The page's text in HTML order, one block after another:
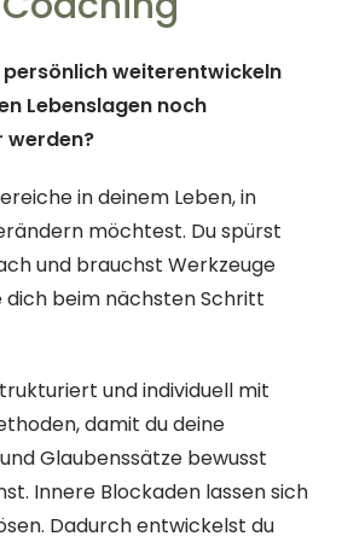
weiterentwickeln
Lebenslagen noch
werden?
in deinem Leben, in
möchtest. Du spürst
und brauchst Werkzeuge
dich beim nächsten Schritt
und individuell mit
damit du deine
Glaubenssätze bewusst
Innere Blockaden lassen sich
Dadurch entwickelst du